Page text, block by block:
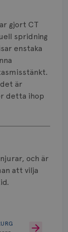
gjort CT
spridning
enstaka
är
detta ihop
och är
att vilja